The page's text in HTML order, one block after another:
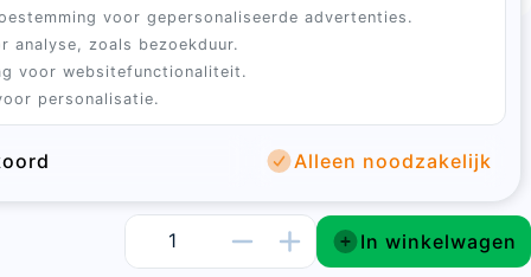
voor gepersonaliseerde advertenties.
analyse, zoals bezoekduur.
voor websitefunctionaliteit.
personalisatie.
Alleen noodzakelijk
kippen!
met BoGi Legmeel!
In winkelwagen
Sluiten
te bevestigen.